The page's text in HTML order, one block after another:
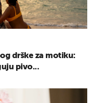
drške za motiku:
pivo...